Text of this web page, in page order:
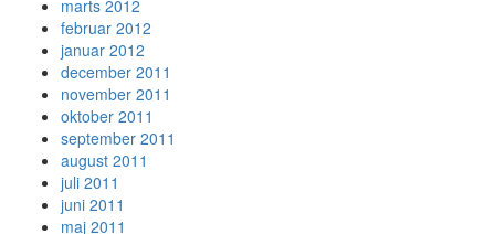
marts 2012
februar 2012
januar 2012
december 2011
november 2011
oktober 2011
september 2011
august 2011
juli 2011
juni 2011
maj 2011